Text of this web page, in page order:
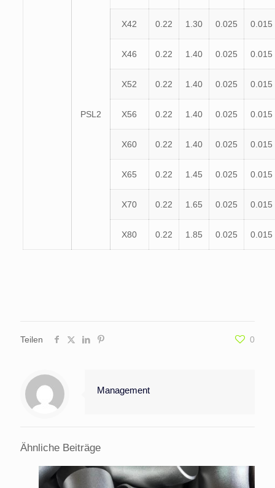
PSL2
X42 0.22 1.30 0.025 0.015
X46 0.22 1.40 0.025 0.015
X52 0.22 1.40 0.025 0.015
X56 0.22 1.40 0.025 0.015
X60 0.22 1.40 0.025 0.015
X65 0.22 1.45 0.025 0.015
X70 0.22 1.65 0.025 0.015
X80 0.22 1.85 0.025 0.015
Teilen 0
Management
Ähnliche Beiträge